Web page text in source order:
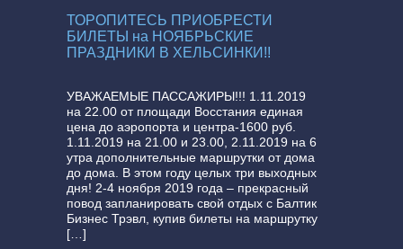
ТОРОПИТЕСЬ ПРИОБРЕСТИ
БИЛЕТЫ на НОЯБРЬСКИЕ
ПРАЗДНИКИ В ХЕЛЬСИНКИ!!
УВАЖАЕМЫЕ ПАССАЖИРЫ!!! 1.11.2019
на 22.00 от площади Восстания единая
цена до аэропорта и центра-1600 руб.
1.11.2019 на 21.00 и 23.00, 2.11.2019 на 6
утра дополнительные маршрутки от дома
до дома. В этом году целых три выходных
дня! 2-4 ноября 2019 года – прекрасный
повод запланировать свой отдых с Балтик
Бизнес Трэвл, купив билеты на маршрутку
[…]